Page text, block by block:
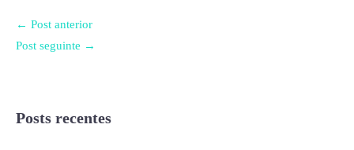
← Post anterior
Post seguinte →
Posts recentes